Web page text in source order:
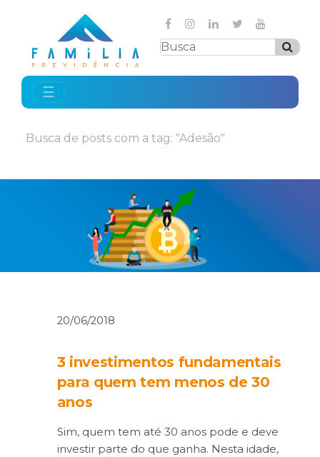
☰
Busca de posts com a tag: "Adesão"
20/06/2018
3 investimentos fundamentais
para quem tem menos de 30
anos
Sim, quem tem até 30 anos pode e deve
investir parte do que ganha. Nesta idade,